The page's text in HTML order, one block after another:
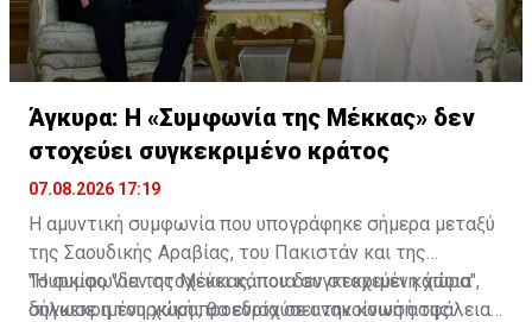
Άγκυρα: Η «Συμφωνία της Μέκκας» δεν
στοχεύει συγκεκριμένο κράτος
07.08.2026 17:19
Η αμυντική συμφωνία που υπογράφηκε σήμερα μεταξύ
της Σαουδικής Αραβίας, του Πακιστάν και της
Τουρκίας "δεν στοχεύει κάποια συγκεκριμένη χώρα",
δήλωσε η τουρκική προεδρία σε ανακοίνωσή της.
"Η συμφωνία της Μέκκας, που δεν στοχεύει κάποια
συγκεκριμένη χώρα, θα ενισχύσει την κοινή ασφάλεια